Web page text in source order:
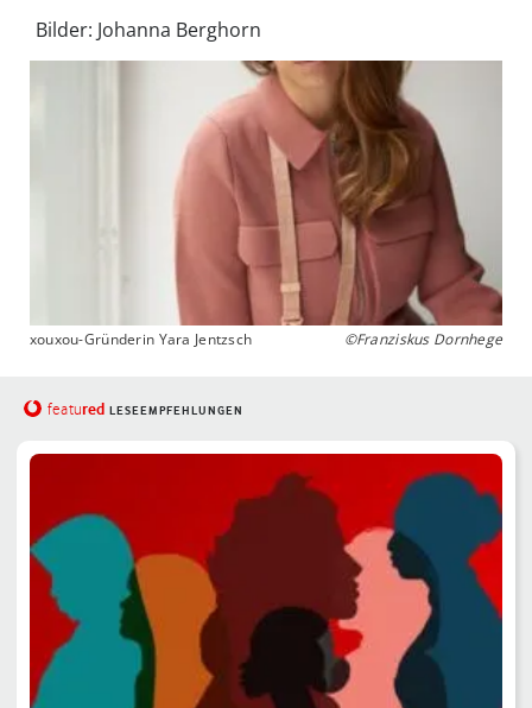
Bilder: Johanna Berghorn
xouxou-Gründerin Yara Jentzsch ©Franziskus Dornhege
featured LESEEMPFEHLUNGEN